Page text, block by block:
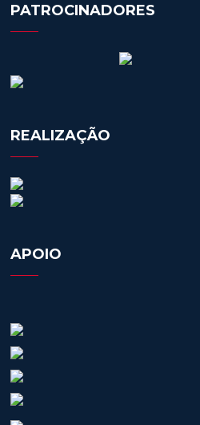
PATROCINADORES
REALIZAÇÃO
APOIO